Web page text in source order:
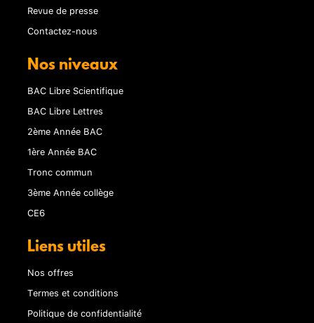
Revue de presse
Contactez-nous
Nos niveaux
BAC Libre Scientifique
BAC Libre Lettres
2ème Année BAC
1ère Année BAC
Tronc commun
3ème Année collège
CE6
Liens utiles
Nos offres
Termes et conditions
Politique de confidentialité